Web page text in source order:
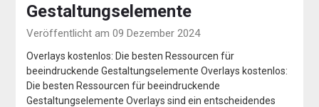
Gestaltungselemente
Veröffentlicht am 09 Dezember 2024
Overlays kostenlos: Die besten Ressourcen für
beeindruckende Gestaltungselemente Overlays kostenlos:
Die besten Ressourcen für beeindruckende
Gestaltungselemente Overlays sind ein entscheidendes